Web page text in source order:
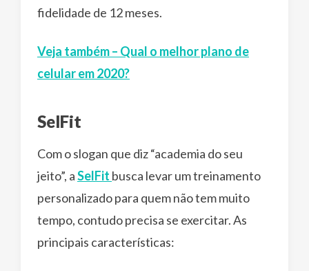
fidelidade de 12 meses.
Veja também – Qual o melhor plano de
celular em 2020?
SelFit
Com o slogan que diz “academia do seu
jeito”, aSelFit busca levar um treinamento
personalizado para quem não tem muito
tempo, contudo precisa se exercitar. As
principais características: